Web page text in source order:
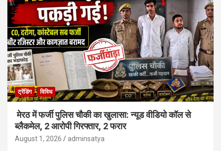
ट्रेंडिंग विविध
मेरठ में फर्जी पुलिस चौकी का खुलासा: न्यूड वीडियो कॉल से
ब्लैकमेल, 2 आरोपी गिरफ्तार, 2 फरार
August 1, 2026 adminsatya